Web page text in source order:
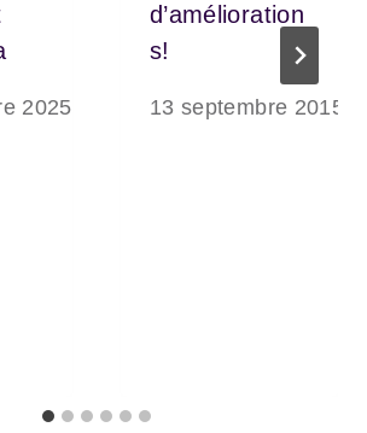
2025
d’amélioration
s!
13 septembre 2015